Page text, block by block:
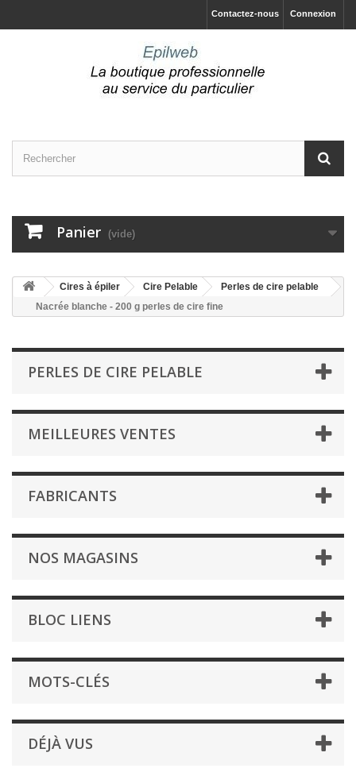
Connexion
Contactez-nous
Panier (vide)
Cires à épiler Cire Pelable
Perles de cire pelable
Nacrée blanche - 200 g perles de cire fine
PERLES DE CIRE PELABLE
MEILLEURES VENTES
FABRICANTS
NOS MAGASINS
BLOC LIENS
MOTS-CLÉS
DÉJÀ VUS